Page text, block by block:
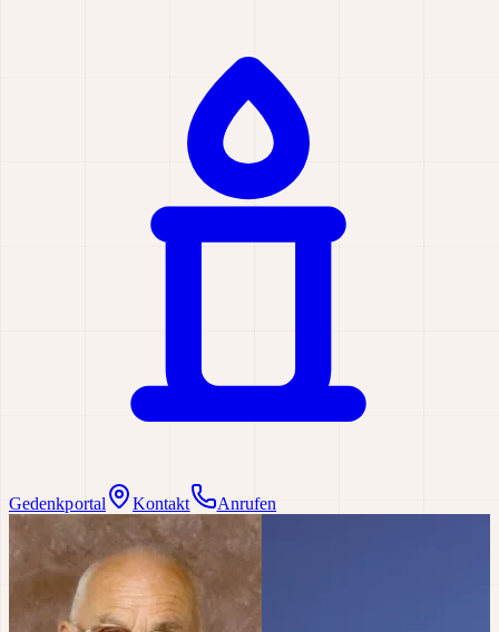
Gedenkportal Kontakt Anrufen